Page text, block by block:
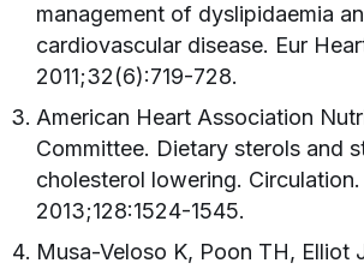
management of dyslipidaemia
cardiovascular disease. Eur
2011;32(6):719-728.
American Heart Association
Committee. Dietary sterols and
cholesterol lowering. Circulation.
2013;128:1524-1545.
Musa-Veloso K, Poon TH, Elliot